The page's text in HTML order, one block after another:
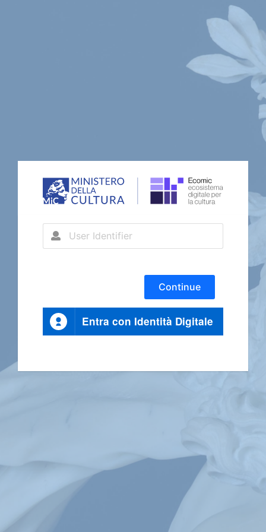
Continue
Entra con Identità Digitale